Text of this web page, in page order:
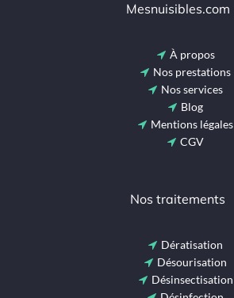
Mesnuisibles.com
À propos
Nos prestations
Nos services
Blog
Mentions légales
CGV
Nos traitements
Dératisation
Désourisation
Désinsectisation